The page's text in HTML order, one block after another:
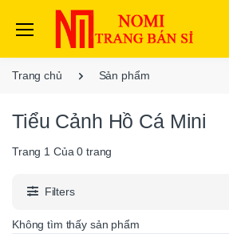
Trang chủ Sản phẩm
Tiểu Cảnh Hồ Cá Mini
Trang 1 Của0 trang
Filters
Không tìm thấy sản phẩm